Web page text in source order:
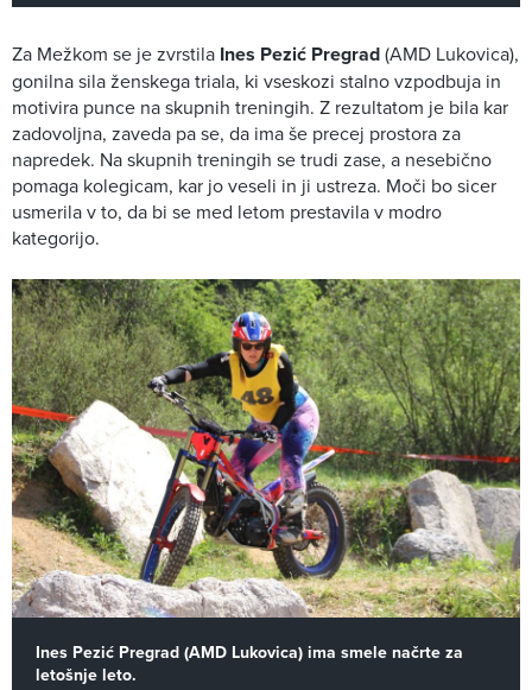
Za Mežkom se je zvrstila Ines Pezić Pregrad(AMD Lukovica),
gonilna sila ženskega triala, ki vseskozi stalno vzpodbuja in
motivira punce na skupnih treningih. Z rezultatom je bila kar
zadovoljna, zaveda pa se, da ima še precej prostora za
napredek. Na skupnih treningih se trudi zase, a nesebično
pomaga kolegicam, kar jo veseli in ji ustreza. Moči bo sicer
usmerila v to, da bi se med letom prestavila v modro
kategorijo.
Ines Pezić Pregrad (AMD Lukovica) ima smele načrte za
letošnje leto.